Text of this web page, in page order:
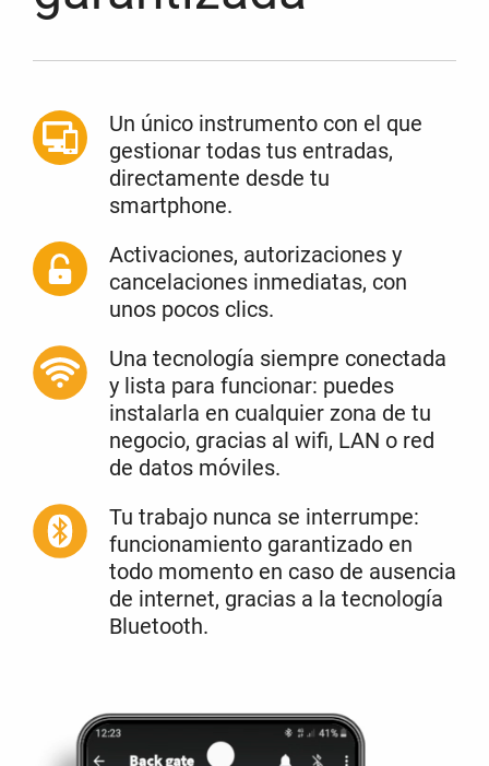
Un único instrumento con el que
gestionar todas tus entradas,
directamente desde tu
smartphone.
Activaciones, autorizaciones y
cancelaciones inmediatas, con
unos pocos clics.
Una tecnología siempre conectada
y lista para funcionar: puedes
instalarla en cualquier zona de tu
negocio, gracias al wifi, LAN o red
de datos móviles.
Tu trabajo nunca se interrumpe:
funcionamiento garantizado en
todo momento en caso de ausencia
de internet, gracias a la tecnología
Bluetooth.